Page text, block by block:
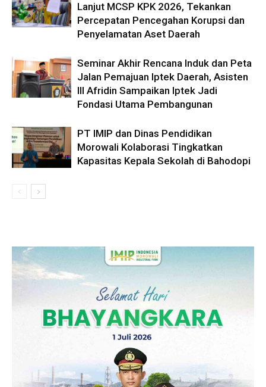
Lanjut MCSP KPK 2026, Tekankan
Percepatan Pencegahan Korupsi dan
Penyelamatan Aset Daerah
Seminar Akhir Rencana Induk dan Peta
Jalan Pemajuan Iptek Daerah, Asisten
III Afridin Sampaikan Iptek Jadi
Fondasi Utama Pembangunan
PT IMIP dan Dinas Pendidikan
Morowali Kolaborasi Tingkatkan
Kapasitas Kepala Sekolah di Bahodopi